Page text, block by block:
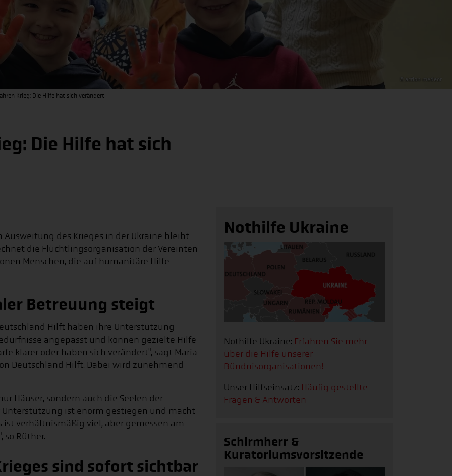
© action medeor
Krieg: Die Hilfe hat sich verändert
Die Hilfe hat sich
Ausweitung des Krieges in der Ukraine bleibt
die Flüchtlingsorganisation der Vereinten
Menschen, die auf humanitäre Hilfe
Betreuung steigt
Hilft haben ihre Unterstützung
angepasst und können gezielte Hilfe
klarer oder haben sich verändert", sagt Maria
Deutschland Hilft. Dabei wird zunehmend
Häuser, sondern auch die Seelen der
Unterstützung ist enorm gestiegen und macht
ist verhältnismäßig viel, aber gemessen am
so Rüther.
sind sofort sichtbar
Nothilfe Ukraine
Nothilfe Ukraine: Erfahren Sie mehr
über die Hilfe unserer
Bündnisorganisationen!
Unser Hilfseinsatz: Häufig gestellte
Fragen & Antworten
Schirmherr &
Kuratoriumsvorsitzende